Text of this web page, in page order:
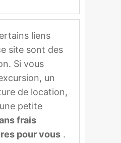
liens
site sont des
Si vous
un
de location,
petite
frais
pour vous .